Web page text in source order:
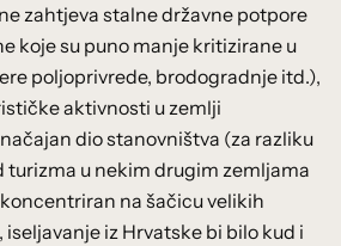
zahtjeva stalne državne potpore
koje su puno manje kritizirane u
poljoprivrede, brodogradnje itd.),
aktivnosti u zemlji
dio stanovništva (za razliku
turizma u nekim drugim zemljama
na šačicu velikih
iz Hrvatske bi bilo kud i